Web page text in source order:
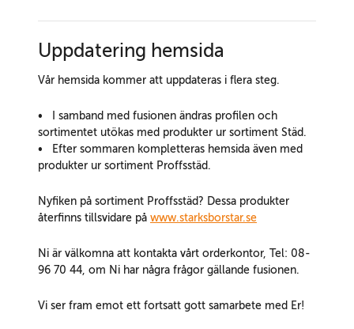
Uppdatering hemsida
Vår hemsida kommer att uppdateras i flera steg.
• I samband med fusionen ändras profilen och
sortimentet utökas med produkter ur sortiment Städ.
• Efter sommaren kompletteras hemsida även med
produkter ur sortiment Proffsstäd.
Nyfiken på sortiment Proffsstäd? Dessa produkter
återfinns tillsvidare på www.starksborstar.se
Ni är välkomna att kontakta vårt orderkontor, Tel: 08-
96 70 44, om Ni har några frågor gällande fusionen.
Vi ser fram emot ett fortsatt gott samarbete med Er!